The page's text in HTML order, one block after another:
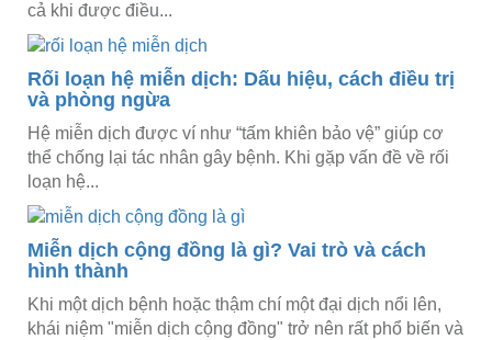
cả khi được điều...
Rối loạn hệ miễn dịch: Dấu hiệu, cách điều trị
và phòng ngừa
Hệ miễn dịch được ví như “tấm khiên bảo vệ” giúp cơ
thể chống lại tác nhân gây bệnh. Khi gặp vấn đề về rối
loạn hệ...
Miễn dịch cộng đồng là gì? Vai trò và cách
hình thành
Khi một dịch bệnh hoặc thậm chí một đại dịch nổi lên,
khái niệm "miễn dịch cộng đồng" trở nên rất phổ biến và